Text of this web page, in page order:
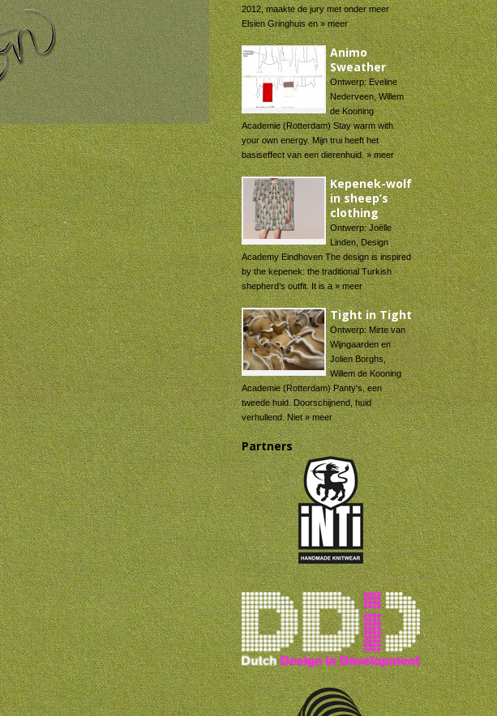
2012, maakte de jury met onder meer
Elsien Gringhuis en » meer
Animo
Sweather
Ontwerp: Eveline
Nederveen, Willem
de Kooning
Academie (Rotterdam) Stay warm with
your own energy. Mijn trui heeft het
basiseffect van een dierenhuid. » meer
Kepenek-wolf
in sheep’s
clothing
Ontwerp: Joëlle
Linden, Design
Academy Eindhoven The design is inspired
by the kepenek: the traditional Turkish
shepherd’s outfit. It is a » meer
Tight in Tight
Ontwerp: Mirte van
Wijngaarden en
Jolien Borghs,
Willem de Kooning
Academie (Rotterdam) Panty's, een
tweede huid. Doorschijnend, huid
verhullend. Niet » meer
Partners